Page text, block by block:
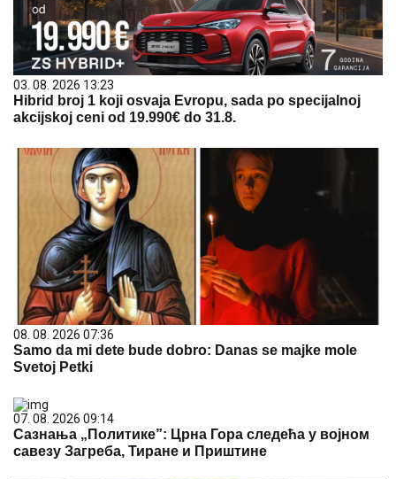
03. 08. 2026 13:23
Hibrid broj 1 koji osvaja Evropu, sada po specijalnoj
akcijskoj ceni od 19.990€ do 31.8.
08. 08. 2026 07:36
Samo da mi dete bude dobro: Danas se majke mole
Svetoj Petki
07. 08. 2026 09:14
Сазнања „Политике”: Црна Гора следећа у војном
савезу Загреба, Тиране и Приштине